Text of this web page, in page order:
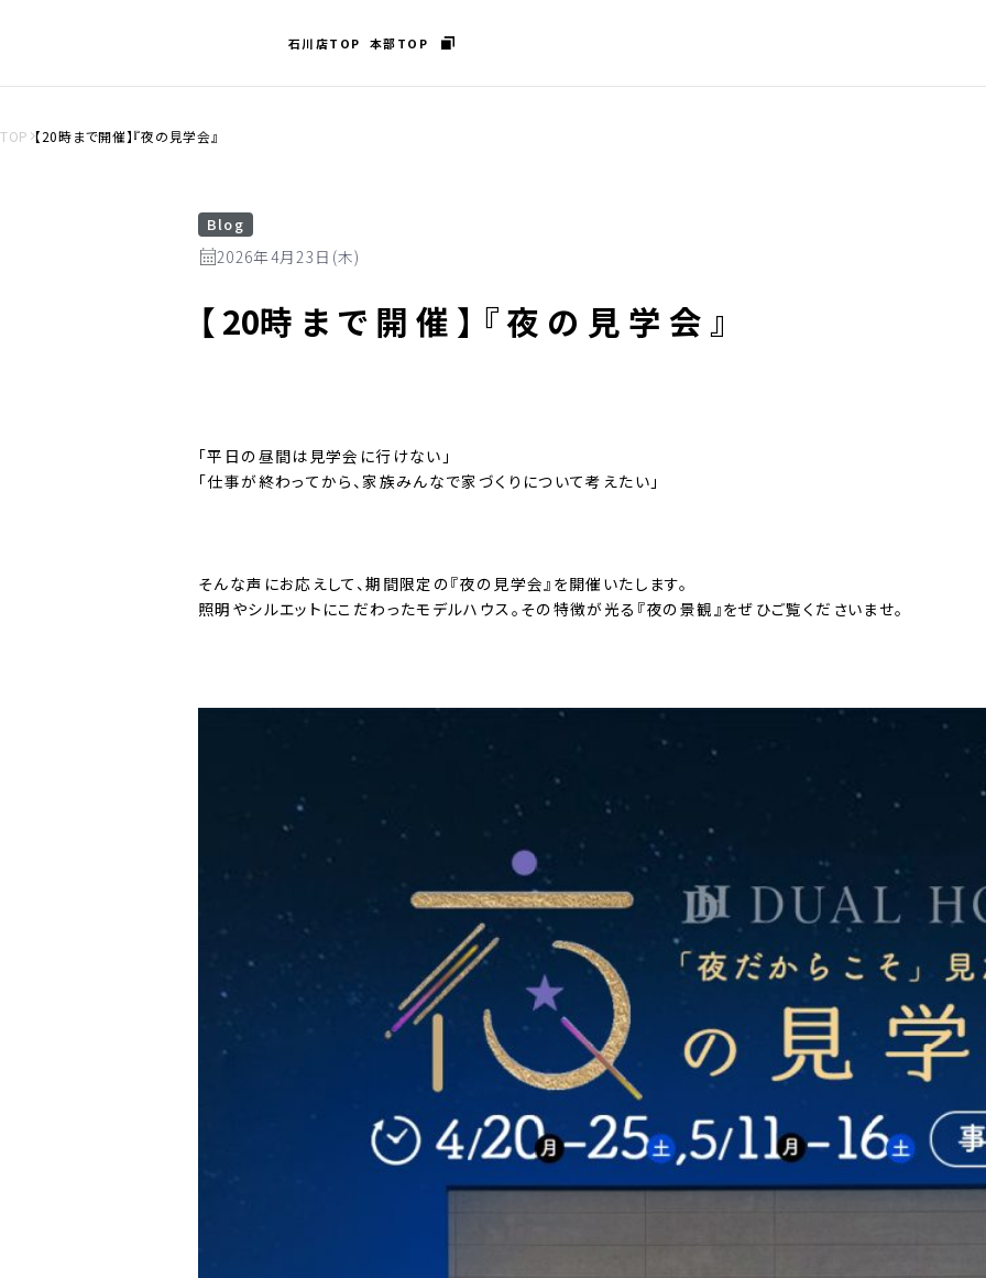
石川店TOP 本部TOP
TOP 【20時まで開催】『夜の見学会』
Blog
2026年4月23日(木)
【20時まで開催】『夜の見学会』
「平日の昼間は見学会に行けない」
「仕事が終わってから、家族みんなで家づくりについて考えたい」
そんな声にお応えして、期間限定の『夜の見学会』を開催いたします。
照明やシルエットにこだわったモデルハウス。その特徴が光る『夜の景観』をぜひご覧くださいませ。